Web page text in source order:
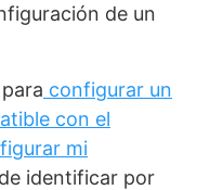
de un
configurar un
con el
mi
identificar por